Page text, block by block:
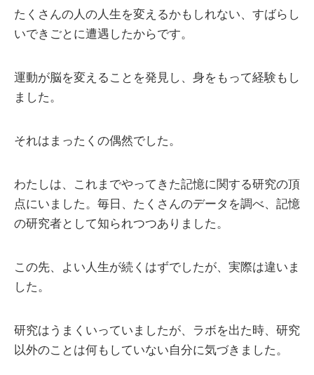
たくさんの人の人生を変えるかもしれない、すばらし
いできごとに遭遇したからです。
運動が脳を変えることを発見し、身をもって経験もし
ました。
それはまったくの偶然でした。
わたしは、これまでやってきた記憶に関する研究の頂
点にいました。毎日、たくさんのデータを調べ、記憶
の研究者として知られつつありました。
この先、よい人生が続くはずでしたが、実際は違いま
した。
研究はうまくいっていましたが、ラボを出た時、研究
以外のことは何もしていない自分に気づきました。